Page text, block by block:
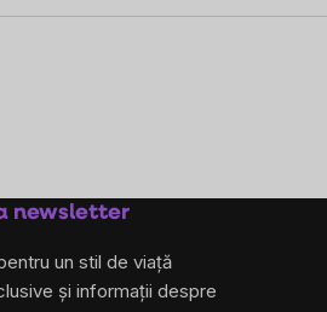
newsletter
un stil de viață
și informații despre